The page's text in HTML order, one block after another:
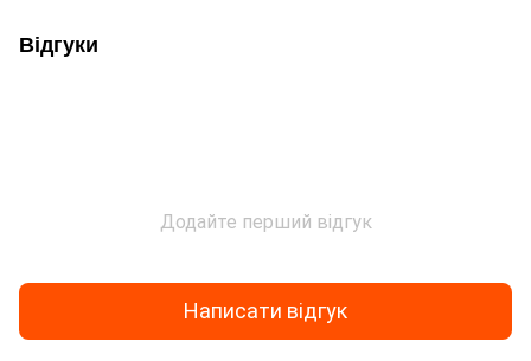
Відгуки
Додайте перший відгук
Написати відгук